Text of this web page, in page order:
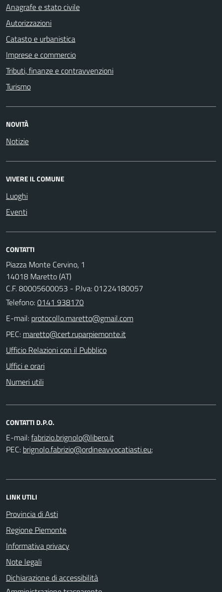
Anagrafe e stato civile
Autorizzazioni
Catasto e urbanistica
Imprese e commercio
Tributi, finanze e contravvenzioni
Turismo
NOVITÀ
Notizie
VIVERE IL COMUNE
Luoghi
Eventi
CONTATTI
Piazza Monte Cervino, 1
14018 Maretto (AT)
C.F. 80005600053 - P.Iva: 01224180057
Telefono:0141 938170
E-mail:
PEC:
Ufficio Relazioni con il Pubblico
Uffici e orari
Numeri utili
CONTATTI D.P.O.
E-mail:
PEC:
;
LINK UTILI
Provincia di Asti
Regione Piemonte
Informativa privacy
Note legali
Dichiarazione di accessibilità